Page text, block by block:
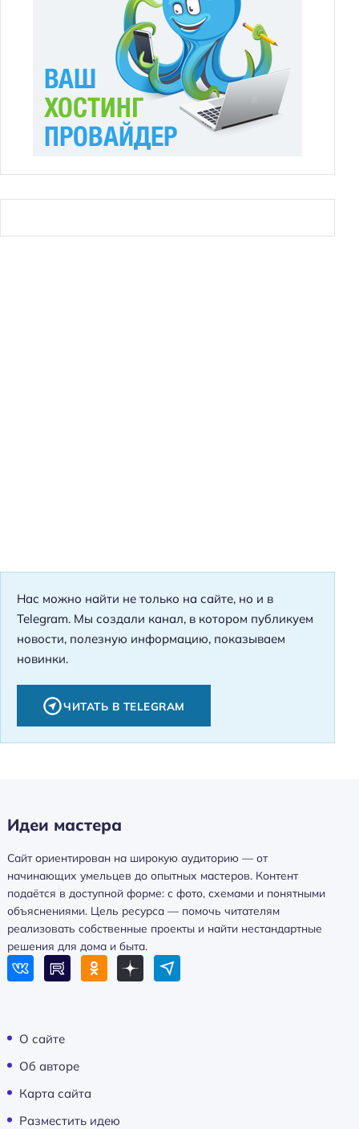
Нас можно найти не только на сайте, но и в
Telegram. Мы создали канал, в котором публикуем
новости, полезную информацию, показываем
новинки.
ЧИТАТЬ В TELEGRAM
Идеи мастера
Сайт ориентирован на широкую аудиторию — от
начинающих умельцев до опытных мастеров. Контент
подаётся в доступной форме: с фото, схемами и понятными
объяснениями. Цель ресурса — помочь читателям
реализовать собственные проекты и найти нестандартные
решения для дома и быта.
О сайте
Об авторе
Карта сайта
Разместить идею